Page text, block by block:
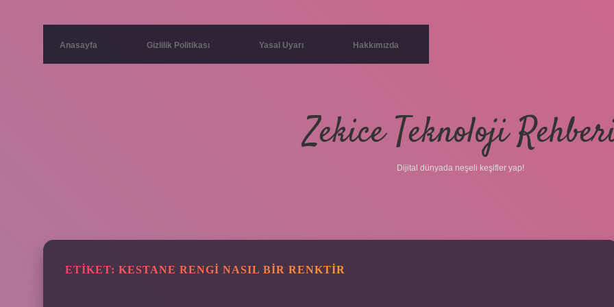
Anasayfa Gizlilik Politikası Yasal Uyarı Hakkımızda
Zekice Teknoloji
Dijital dünyada neşeli keşifler yap!
ETIKET: KESTANE RENGI NASIL BIR RENKTIR